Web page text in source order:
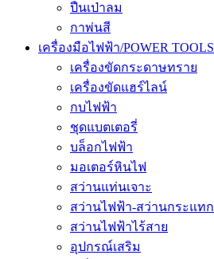
ปืนเป่าลม
กาพ่นสี
เครื่องมือไฟฟ้า/POWER TOOLS
เครื่องขัดกระดาษทราย
เครื่องขัดแฮร์ไลน์
กบไฟฟ้า
ชุดแบตเตอรี่
บล็อกไฟฟ้า
มอเตอร์หินไฟ
สว่านแท่นเจาะ
สว่านไฟฟ้า-สว่านกระแทก
สว่านไฟฟ้าไร้สาย
อุปกรณ์เสริม